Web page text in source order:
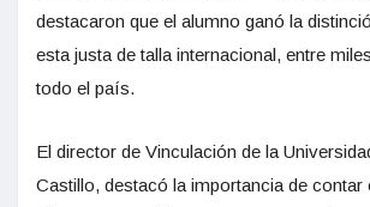
destacaron que el alumno ganó la
esta justa de talla internacional, entre
todo el país.
El director de Vinculación de la
Castillo, destacó la importancia de contar